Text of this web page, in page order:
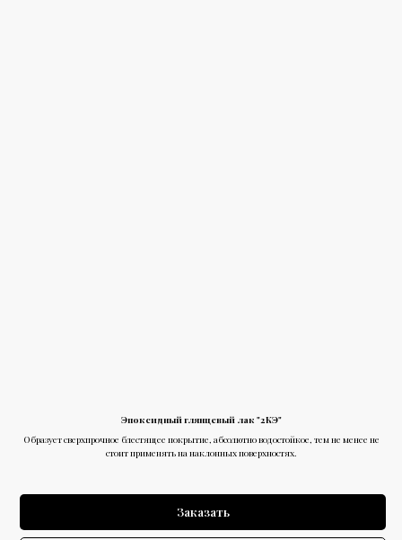
Эпоксидный глянцевый лак "2КЭ"
Образует сверхпрочное блестящее покрытие, абсолютно водостойкое, тем не менее не
стоит применять на наклонных поверхностях.
Заказать